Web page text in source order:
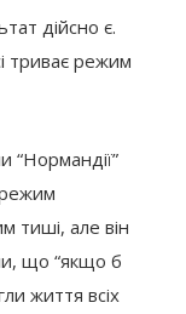
дійсно є.
триває режим
“Нормандії”
тиші, але він
що “якщо б
життя всіх